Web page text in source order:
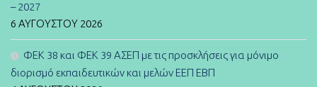
– 2027
6 ΑΥΓΟΎΣΤΟΥ 2026
ΦΕΚ 38 και ΦΕΚ 39 ΑΣΕΠ με τις προσκλήσεις για μόνιμο
διορισμό εκπαιδευτικών και μελών ΕΕΠ ΕΒΠ